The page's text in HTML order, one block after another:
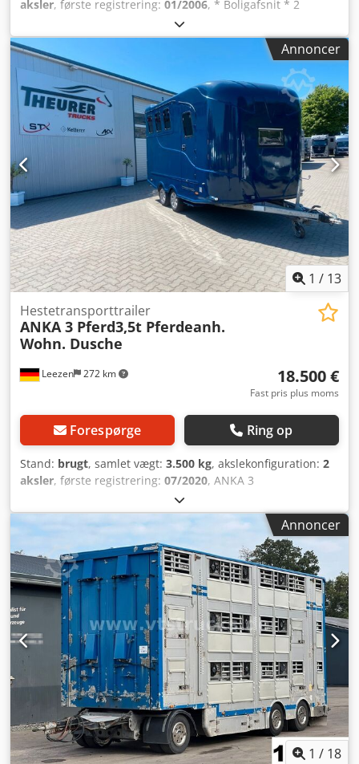
aksler, første registrering: 01/2006, * Boligafsnit * 2
sovepladser * Brusebad * Sadelrum foran * Lasterampe *
Egenvægt: 2160 kg Crodpszml Anjfx Acdof *
Længde/bredde/højde [mm] 6260/2550/3150 -----Internt
køretøjsnummer: 12152 Med forbehold for fejl og
mellemsalg.
Annoncer
1 / 13
Leezen 272 km
Hestetransporttrailer
ANKA 3 Pferd3,5t Pferdeanh.
Wohn. Dusche
18.500 €
Fast pris plus moms
Forespørge Ring op
Stand: brugt, samlet vægt: 3.500 kg, akslekonfiguration: 2
aksler, første registrering: 07/2020, ANKA 3
hesteanhænger med beboelse og brusebad Ny Totalvægt:
3.500 kg Beboelse til 1-3 heste, aluminiumsgulv, 2
sengepladser, fuldt udstyret beboelse, siddegruppe, med
brusebad, køleskab, mikrobølgeovn, vask, udvendigt
vindue. Elvarme. og meget mere. Fejl og ændringer
forbeholdes. * NETTOPRIS MULIG. * ATTRAKTIVT
LEASINGTILBUD MULIGT. Codpfxozhd Swj Acderf Adresse
og mulighed for at besigtige vores køretøjer: STX
HORSETRUCKS GERMANY Hamburgerstrasse 65 23816
Leezen Salg og service af alle mærker inden for
hestetransportere og trailere. Venligst aftal tid i forvejen.
hos Richard Theurer og Andreas Theurer
Annoncer
1 / 18